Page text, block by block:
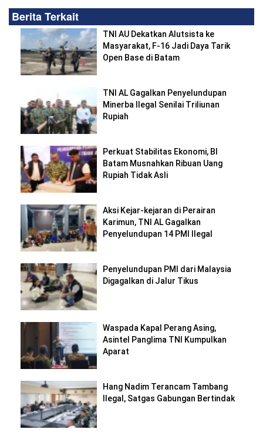
Berita Terkait
TNI AU Dekatkan Alutsista ke
Masyarakat, F-16 Jadi Daya Tarik
Open Base di Batam
TNI AL Gagalkan Penyelundupan
Minerba Ilegal Senilai Triliunan
Rupiah
Perkuat Stabilitas Ekonomi, BI
Batam Musnahkan Ribuan Uang
Rupiah Tidak Asli
Aksi Kejar-kejaran di Perairan
Karimun, TNI AL Gagalkan
Penyelundupan 14 PMI Ilegal
Penyelundupan PMI dari Malaysia
Digagalkan di Jalur Tikus
Waspada Kapal Perang Asing,
Asintel Panglima TNI Kumpulkan
Aparat
Hang Nadim Terancam Tambang
Ilegal, Satgas Gabungan Bertindak